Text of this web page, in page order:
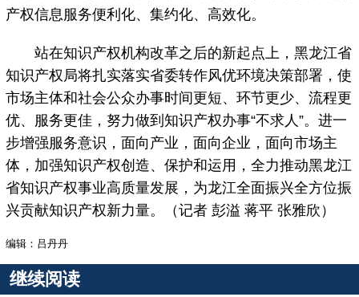
产权信息服务便利化、集约化、高效化。
站在知识产权机构改革之后的新起点上，黑龙江省
知识产权局将扎实落实省委转作风优环境决策部署，使
市场主体和社会公众办事时间更短、环节更少、流程更
优、服务更佳，努力做到知识产权办事“不求人”。进一
步增强服务意识，面向产业，面向企业，面向市场主
体，加强知识产权创造、保护和运用，全力推动黑龙江
省知识产权事业高质量发展，为龙江全面振兴全方位振
兴贡献知识产权新力量。（记者 彭溢 蒋平 张雅欣）
编辑：吕丹丹
继续阅读